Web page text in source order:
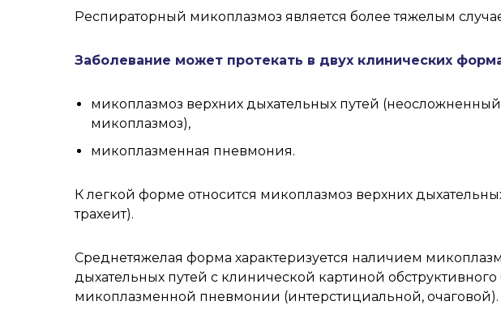
Респираторный микоплазмоз является более тяжелым
Заболевание может протекать в двух клинических
микоплазмоз верхних дыхательных путей
микоплазмоз),
микоплазменная пневмония.
К легкой форме относится микоплазмоз верхних
трахеит).
Среднетяжелая форма характеризуется наличием
дыхательных путей с клинической картиной обструктивного
микоплазменной пневмонии (интерстициальной, очаговой).